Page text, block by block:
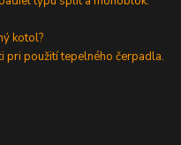
kotol?
pri použití tepelného čerpadla.